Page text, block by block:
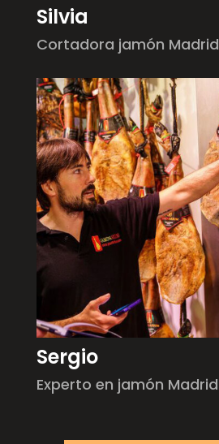
Silvia
Cortadora jamón Madrid
Sergio
Experto en jamón Madrid